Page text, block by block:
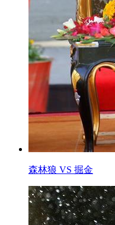
森林狼 VS 掘金